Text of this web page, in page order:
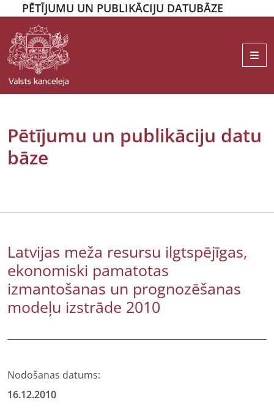
PĒTĪJUMU UN PUBLIKĀCIJU DATUBĀZE
Pētījumu un publikāciju datu
bāze
Latvijas meža resursu ilgtspējīgas,
ekonomiski pamatotas
izmantošanas un prognozēšanas
modeļu izstrāde 2010
Nodošanas datums:
16.12.2010